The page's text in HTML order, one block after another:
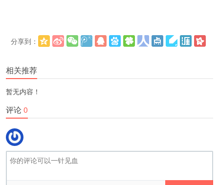
分享到：
相关推荐
暂无内容！
评论0